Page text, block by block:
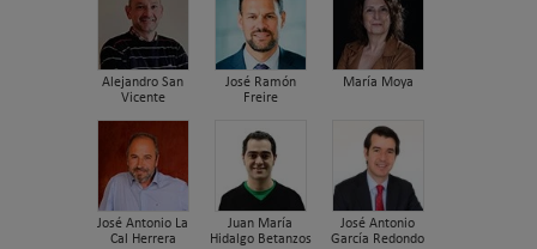
Alejandro San
Vicente
José Ramón
Freire
María Moya
José Antonio La
Cal Herrera
Juan María
Hidalgo Betanzos
José Antonio
García Redondo